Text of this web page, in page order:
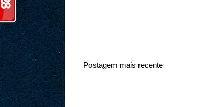
Postagem mais recente